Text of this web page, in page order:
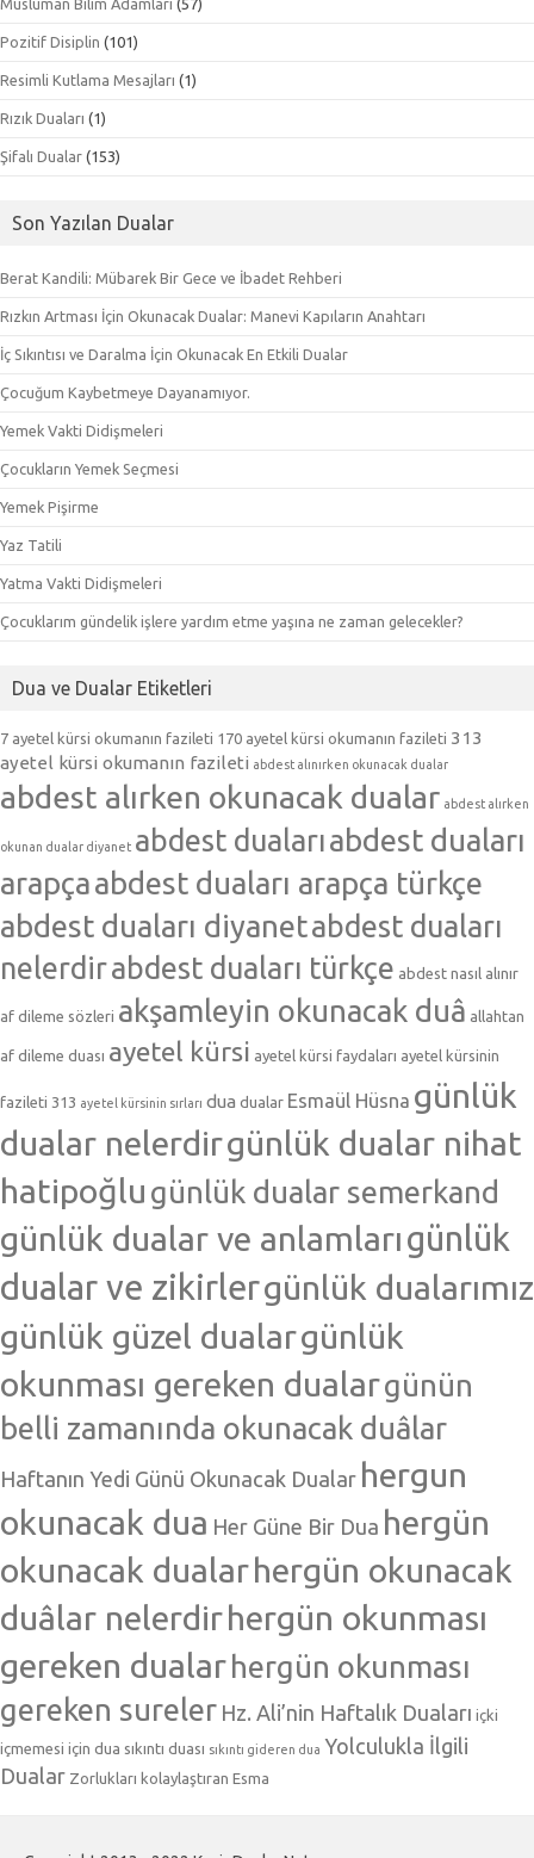
Pozitif Disiplin (101)
Resimli Kutlama Mesajları (1)
Rızık Duaları (1)
Şifalı Dualar (153)
Son Yazılan Dualar
Berat Kandili: Mübarek Bir Gece ve İbadet Rehberi
Rızkın Artması İçin Okunacak Dualar: Manevi Kapıların Anahtarı
İç Sıkıntısı ve Daralma İçin Okunacak En Etkili Dualar
Çocuğum Kaybetmeye Dayanamıyor.
Yemek Vakti Didişmeleri
Çocukların Yemek Seçmesi
Yemek Pişirme
Yaz Tatili
Yatma Vakti Didişmeleri
Çocuklarım gündelik işlere yardım etme yaşına ne zaman gelecekler?
Dua ve Dualar Etiketleri
7 ayetel kürsi okumanın fazileti 170 ayetel kürsi okumanın fazileti 313
ayetel kürsi okumanın fazileti abdest alınırken okunacak dualar
abdest alırken okunacak dualar abdest alırken
okunan dualar diyanet abdest dualarıabdest duaları
arapçaabdest duaları arapça türkçe
abdest duaları diyanetabdest duaları
nelerdirabdest duaları türkçe abdest nasıl alınır
af dileme sözleri akşamleyin okunacak duâ allahtan
af dileme duası ayetel kürsi ayetel kürsi faydaları ayetel kürsinin
fazileti 313 ayetel kürsinin sırları dua dualar Esmaül Hüsna günlük
dualar nelerdirgünlük dualar nihat
hatipoğlu günlük dualar semerkand
günlük dualar ve anlamlarıgünlük
dualar ve zikirlergünlük dualarımız
günlük güzel dualargünlük
okunması gereken dualargünün
belli zamanında okunacak duâlar
Haftanın Yedi Günü Okunacak Dualar hergun
okunacak dua Her Güne Bir Dua hergün
okunacak dualarhergün okunacak
duâlar nelerdirhergün okunması
gereken dualar hergün okunması
gereken sureler Hz. Ali’nin Haftalık Duaları içki
içmemesi için dua sıkıntı duası sıkıntı gideren dua Yolculukla İlgili
Dualar Zorlukları kolaylaştıran Esma